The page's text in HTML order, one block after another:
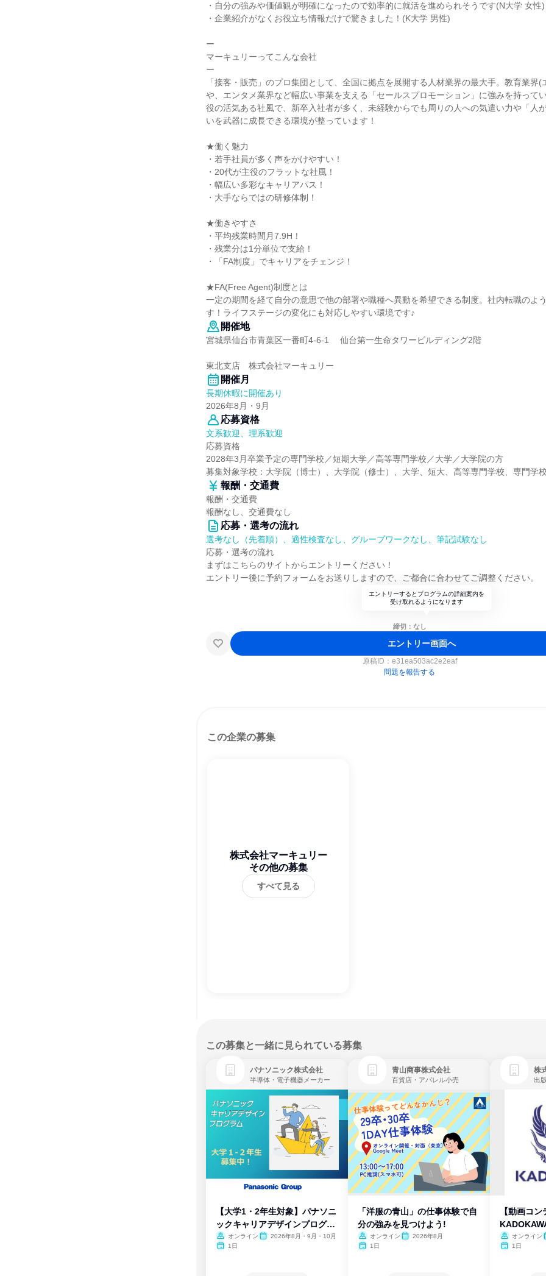
・自分の強みや価値観が明確になったので効率的に就活を進められそうです(N大学 女性)
・企業紹介がなくお役立ち情報だけで驚きました！(K大学 男性)
ー
マーキュリーってこんな会社
ー
「接客・販売」のプロ集団として、全国に拠点を展開する人材業界の最大手。教育業界(
や、エンタメ業界など幅広い事業を支える「セールスプロモーション」に強みを持って
役の活気ある社風で、新卒入社者が多く、未経験からでも周りの人への気遣い力や「人
いを武器に成長できる環境が整っています！
★働く魅力
・若手社員が多く声をかけやすい！
・20代が主役のフラットな社風！
・幅広い多彩なキャリアパス！
・大手ならではの研修体制！
★働きやすさ
・平均残業時間月7.9H！
・残業分は1分単位で支給！
・「FA制度」でキャリアをチェンジ！
★FA(Free Agent)制度とは
一定の期間を経て自分の意思で他の部署や職種へ異動を希望できる制度。社内転職のよ
す！ライフステージの変化にも対応しやすい環境です♪
開催地
宮城県仙台市青葉区一番町4-6-1 仙台第一生命タワービルディング2階
東北支店 株式会社マーキュリー
開催月
長期休暇に開催あり
2026年8月・9月
応募資格
文系歓迎、理系歓迎
応募資格
2028年3月卒業予定の専門学校／短期大学／高等専門学校／大学／大学院の方
募集対象学校：大学院（博士）、大学院（修士）、大学、短大、高等専門学校、専門学
報酬・交通費
報酬・交通費
報酬なし、交通費なし
応募・選考の流れ
選考なし（先着順）、適性検査なし、グループワークなし、筆記試験なし
応募・選考の流れ
まずはこちらのサイトからエントリーください！
エントリー後に予約フォームをお送りしますので、ご都合に合わせてご調整ください。
エントリーするとプログラムの詳細案内を
受け取れるようになります
締切：なし
エントリー画面へ
原稿ID： e31ea503ac2e2eaf
問題を報告する
この企業の募集
株式会社マーキュリー
その他の募集
すべて見る
この募集と一緒に見られている募集
パナソニック株式会社
半導体・電子機器メーカー
【大学1・2年生対象】パナソニ
ックキャリアデザインプログラ
ム
オンライン
2026年8月・9月・10月
1日
青山商事株式会社
百貨店・アパレル小売
「洋服の青山」の仕事体験で自
分の強みを見つけよう!
オンライン
2026年8月
1日
株
出
【動画コ
オンライン
1日